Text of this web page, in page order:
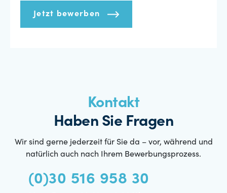
Jetzt bewerben
Kontakt
Haben Sie Fragen
Wir sind gerne jederzeit für Sie da – vor, während und
natürlich auch nach Ihrem Bewerbungsprozess.
(0)30 516 958 30